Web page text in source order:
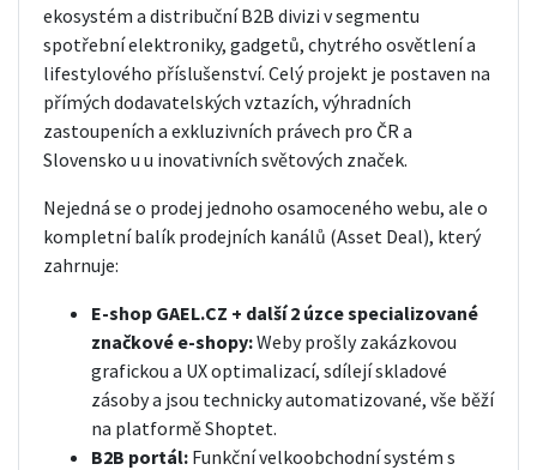
ekosystém a distribuční B2B divizi v segmentu
spotřební elektroniky, gadgetů, chytrého osvětlení a
lifestylového příslušenství. Celý projekt je postaven na
přímých dodavatelských vztazích, výhradních
zastoupeních a exkluzivních právech pro ČR a
Slovensko u u inovativních světových značek.
Nejedná se o prodej jednoho osamoceného webu, ale o
kompletní balík prodejních kanálů (Asset Deal), který
zahrnuje:
E-shop GAEL.CZ + další 2 úzce specializované
značkové e-shopy:Weby prošly zakázkovou
grafickou a UX optimalizací, sdílejí skladové
zásoby a jsou technicky automatizované, vše běží
na platformě Shoptet.
B2B portál: Funkční velkoobchodní systém s